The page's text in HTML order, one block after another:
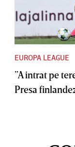
EUROPA LEAGUE
”A intrat pe
Presa